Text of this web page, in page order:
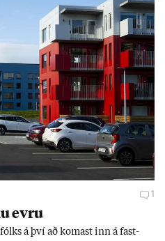
1
evru
á því að kom­ast inn á fast­